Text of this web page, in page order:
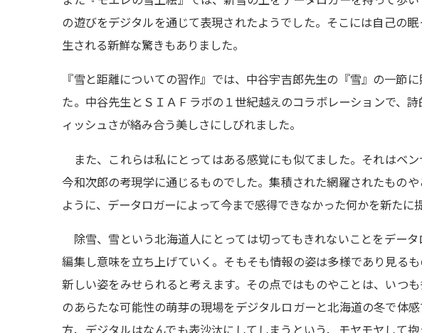
の遊びをデジタルを通じて表現されたようでした。そこには自 己の
生される新鮮な驚きもありました。
『雪と距離についての習作』では、中谷宇吉郎先生の『雪』の一節
た。中谷先生とＳＩＡＦラボの１世紀越えのコラボレーションで、
ィッシュさが絡み合う美しさにしびれました。
また、これらは私にとってはある感覚にも似てました。それはベ
今和次郎の考現学に通じるものでした。集積された網羅されたもの
ように、データロガーによって今まで感得できなかった何かを新たに
除雪、雪という北海道人にとっては切ってもきれないことをデー
編集し意味を立ち上げていく。そもそも情報の姿は多様であり見る
新しい姿をみせられると考えます。その点ではものやことは、いつ
のあらたな可能性の萌芽の現場をデジタルロガーと北海道の冬で体
方、デジタルはなんでも表沙汰にしてしまうという、モヤモヤして